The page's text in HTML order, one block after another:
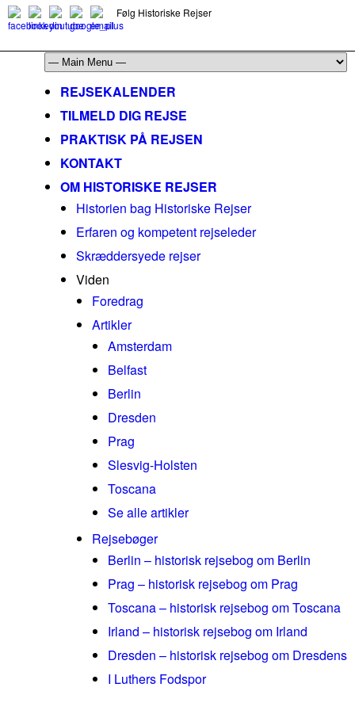
Følg Historiske Rejser
REJSEKALENDER
TILMELD DIG REJSE
PRAKTISK PÅ REJSEN
KONTAKT
OM HISTORISKE REJSER
Historien bag Historiske Rejser
Erfaren og kompetent rejseleder
Skræddersyede rejser
Viden
Foredrag
Artikler
Amsterdam
Belfast
Berlin
Dresden
Prag
Slesvig-Holsten
Toscana
Se alle artikler
Rejsebøger
Berlin – historisk rejsebog om Berlin
Prag – historisk rejsebog om Prag
Toscana – historisk rejsebog om Toscana
Irland – historisk rejsebog om Irland
Dresden – historisk rejsebog om Dresdens
I Luthers Fodspor